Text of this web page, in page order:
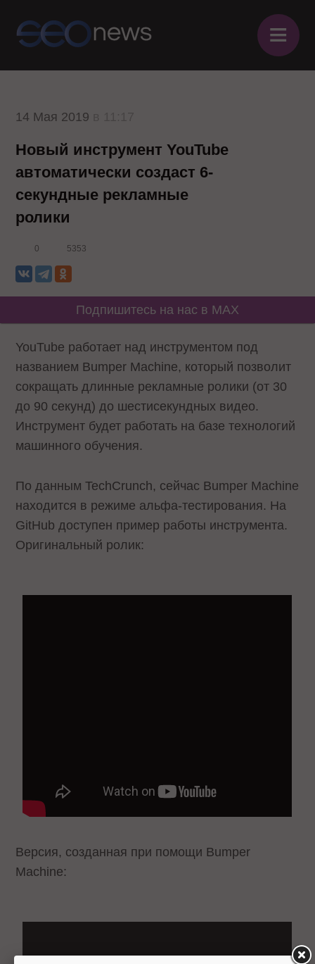
≡
14 Мая 2019
Новый инструмент YouTube
автоматически создаст 6-
секундные рекламные
ролики
0 5353
Подпишитесь на нас в MAX
YouTube работает над инструментом под
названием Bumper Machine, который позволит
сокращать длинные рекламные ролики (от 30
до 90 секунд) до шестисекундных видео.
Инструмент будет работать на базе технологий
машинного обучения.
По данным TechCrunch, сейчас Bumper Machine
находится в режиме альфа-тестирования. На
GitHub доступен пример работы инструмента.
Оригинальный ролик:
Версия, созданная при помощи Bumper
Machine: